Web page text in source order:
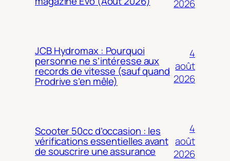
2026
JCB Hydromax : Pourquoi
personne ne s’intéresse aux
records de vitesse (sauf quand
Prodrive s’en mêle)
4
août
2026
Scooter 50cc d’occasion : les
vérifications essentielles avant
de souscrire une assurance
4
août
2026